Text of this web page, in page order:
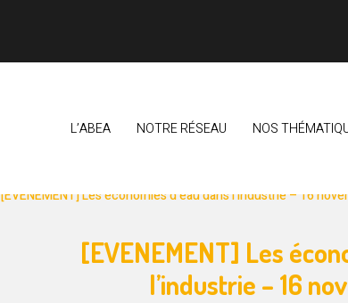
L’ABEA NOTRE RÉSEAU NOS
[EVENEMENT] Les économies d’eau dans l’industrie – 16
[EVENEMENT] Les
l’industrie – 16